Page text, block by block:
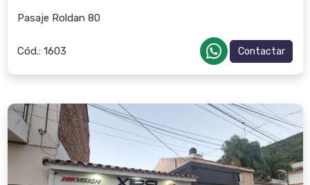
Pasaje Roldan 80
Cód.: 1603 Contactar